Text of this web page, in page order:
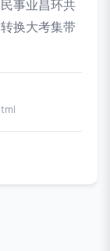
事业昌环共
换大考集带